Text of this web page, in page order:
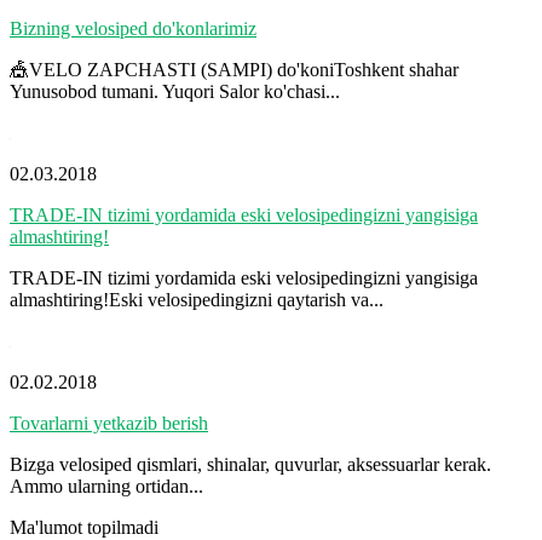
Bizning velosiped do'konlarimiz
🎪VELO ZAPCHASTI (SAMPI) do'koniToshkent shahar
Yunusobod tumani. Yuqori Salor ko'chasi...
02.03.2018
TRADE-IN tizimi yordamida eski velosipedingizni yangisiga
almashtiring!
TRADE-IN tizimi yordamida eski velosipedingizni yangisiga
almashtiring!Eski velosipedingizni qaytarish va...
02.02.2018
Tovarlarni yetkazib berish
Bizga velosiped qismlari, shinalar, quvurlar, aksessuarlar kerak.
Ammo ularning ortidan...
Ma'lumot topilmadi